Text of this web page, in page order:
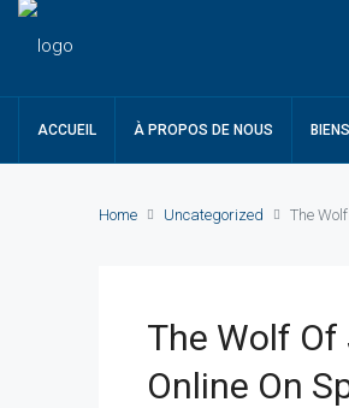
ACCUEIL À PROPOS DE NOUS
Home Uncategorized The
The Wolf
Online On